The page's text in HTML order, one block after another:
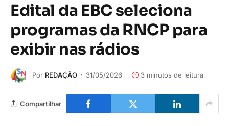
Edital da EBC seleciona
programas da RNCP para
exibir nas rádios
Por REDAÇÃO 31/05/2026 3 minutos de leitura
Compartilhar